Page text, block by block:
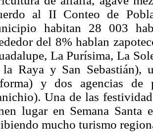
al II Conteo de
habitan 28 003
del 8% hablan
La Purísima, La
la Raya y San Sebastián),
y dos agencias de
Una de las
lugar en Semana Santa
mucho turismo